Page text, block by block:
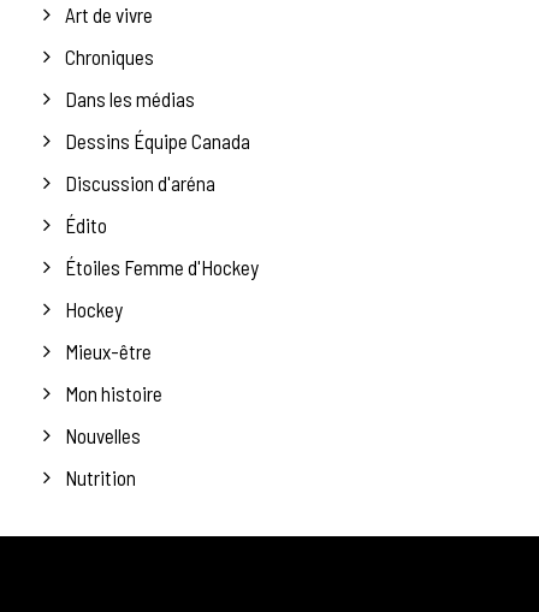
Art de vivre
Chroniques
Dans les médias
Dessins Équipe Canada
Discussion d'aréna
Édito
Étoiles Femme d'Hockey
Hockey
Mieux-être
Mon histoire
Nouvelles
Nutrition